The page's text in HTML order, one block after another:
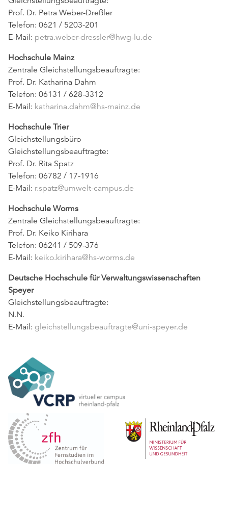
Prof. Dr. Petra Weber-Dreßler
Telefon: 0621 / 5203-201
E-Mail: petra.weber-dressler@hwg-lu.de
Hochschule Mainz
Zentrale Gleichstellungsbeauftragte:
Prof. Dr. Katharina Dahm
Telefon: 06131 / 628-3312
E-Mail: katharina.dahm@hs-mainz.de
Hochschule Trier
Gleichstellungsbüro
Gleichstellungsbeauftragte:
Prof. Dr. Rita Spatz
Telefon: 06782 / 17-1916
E-Mail: r.spatz@umwelt-campus.de
Hochschule Worms
Zentrale Gleichstellungsbeauftragte:
Prof. Dr. Keiko Kirihara
Telefon: 06241 / 509-376
E-Mail: keiko.kirihara@hs-worms.de
Deutsche Hochschule für Verwaltungswissenschaften
Speyer
Gleichstellungsbeauftragte:
N.N.
E-Mail: gleichstellungsbeauftragte@uni-speyer.de